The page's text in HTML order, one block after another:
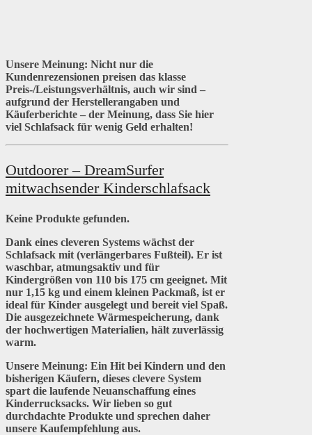
Unsere Meinung: Nicht nur die
Kundenrezensionen preisen das klasse
Preis-/Leistungsverhältnis, auch wir sind –
aufgrund der Herstellerangaben und
Käuferberichte – der Meinung, dass Sie hier
viel Schlafsack für wenig Geld erhalten!
Outdoorer – DreamSurfer
mitwachsender Kinderschlafsack
Keine Produkte gefunden.
Dank eines cleveren Systems wächst der
Schlafsack mit (verlängerbares Fußteil). Er ist
waschbar, atmungsaktiv und für
Kindergrößen von 110 bis 175 cm geeignet. Mit
nur 1,15 kg und einem kleinen Packmaß, ist er
ideal für Kinder ausgelegt und bereit viel Spaß.
Die ausgezeichnete Wärmespeicherung, dank
der hochwertigen Materialien, hält zuverlässig
warm.
Unsere Meinung: Ein Hit bei Kindern und den
bisherigen Käufern, dieses clevere System
spart die laufende Neuanschaffung eines
Kinderrucksacks. Wir lieben so gut
durchdachte Produkte und sprechen daher
unsere Kaufempfehlung aus.